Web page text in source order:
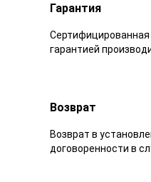
Гарантия
гарантией
Возврат
Возврат в
договоренности в